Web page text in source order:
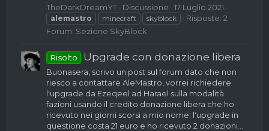
TheDarkDreamYT
Discussione 17 Luglio 2021
alemastro minecraft skyblock
Risposte: 2
Forum: Sezione SkyBlock
Risolto Upgrade con donazione libera
Buonasera, scrivo un post sul forum dato che non
riesco a contattare AleMastro, vorrei richiedere
l'upgrade da Ezeqeel ad Harael sulla modalità
fazioni usando il credito donazione libera che ho
ricevuto nei giorni scorsi a mio nome. l'upgrade in
questione costa 21 euro e ho ricevuto 2 donazioni...